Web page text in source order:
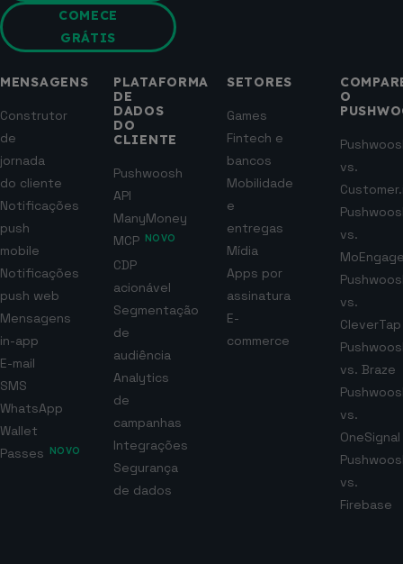
COMECE
GRÁTIS
MENSAGENS
Construtor
de
jornada
do cliente
Notificações
push
mobile
Notificações
push web
Mensagens
in-app
E-mail
SMS
WhatsApp
Wallet
Passes
NOVO
PLATAFORMA
DE
DADOS
DO
CLIENTE
Pushwoosh
API
ManyMoney
MCP
NOVO
CDP
acionável
Segmentação
de
audiência
Analytics
de
campanhas
Integrações
Segurança
de dados
SETORES
Games
Fintech e
bancos
Mobilidade
e
entregas
Mídia
Apps por
assinatura
E-
commerce
O
vs.
vs.
vs.
CleverTap
vs. Braze
vs.
OneSignal
vs.
Firebase